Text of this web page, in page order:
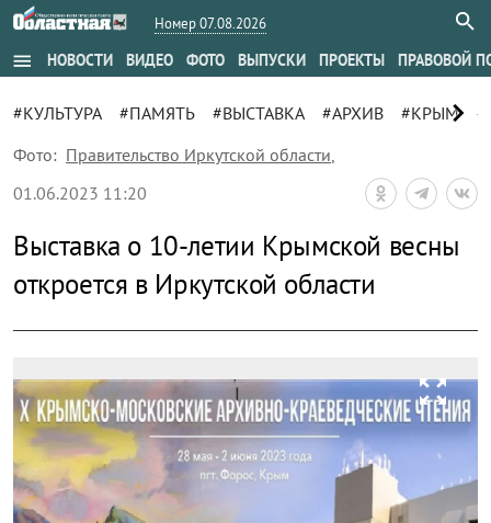
Номер 07.08.2026
menu НОВОСТИ ВИДЕО ФОТО ВЫПУСКИ ПРОЕКТЫ ПРАВОВОЙ
#КУЛЬТУРА #ПАМЯТЬ #ВЫСТАВКА #АРХИВ #КРЫМ
chevron_right
Фото: Правительство Иркутской области,
01.06.2023 11:20
Выставка о 10-летии Крымской весны
откроется в Иркутской области
zoom_out_map